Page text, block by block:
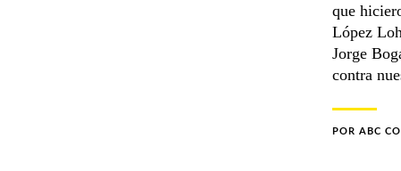
que
López
Jorge
contra
POR ABC